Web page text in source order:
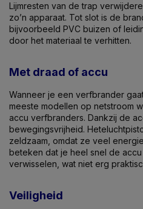
Lijmresten van de trap
zo’n apparaat. Tot slot is de
bijvoorbeeld PVC buizen of
door het materiaal te verhitten.
Met draad of accu
Wanneer je een verfbrander
meeste modellen op netstroom
accu verfbranders. Dankzij de
bewegingsvrijheid.
zeldzaam, omdat ze veel
beteken dat je heel snel de
verwisselen, wat niet erg
Veiligheid